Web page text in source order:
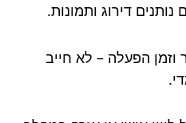
דירוג ותמונות.
וזמן הפעלה – לא חייב